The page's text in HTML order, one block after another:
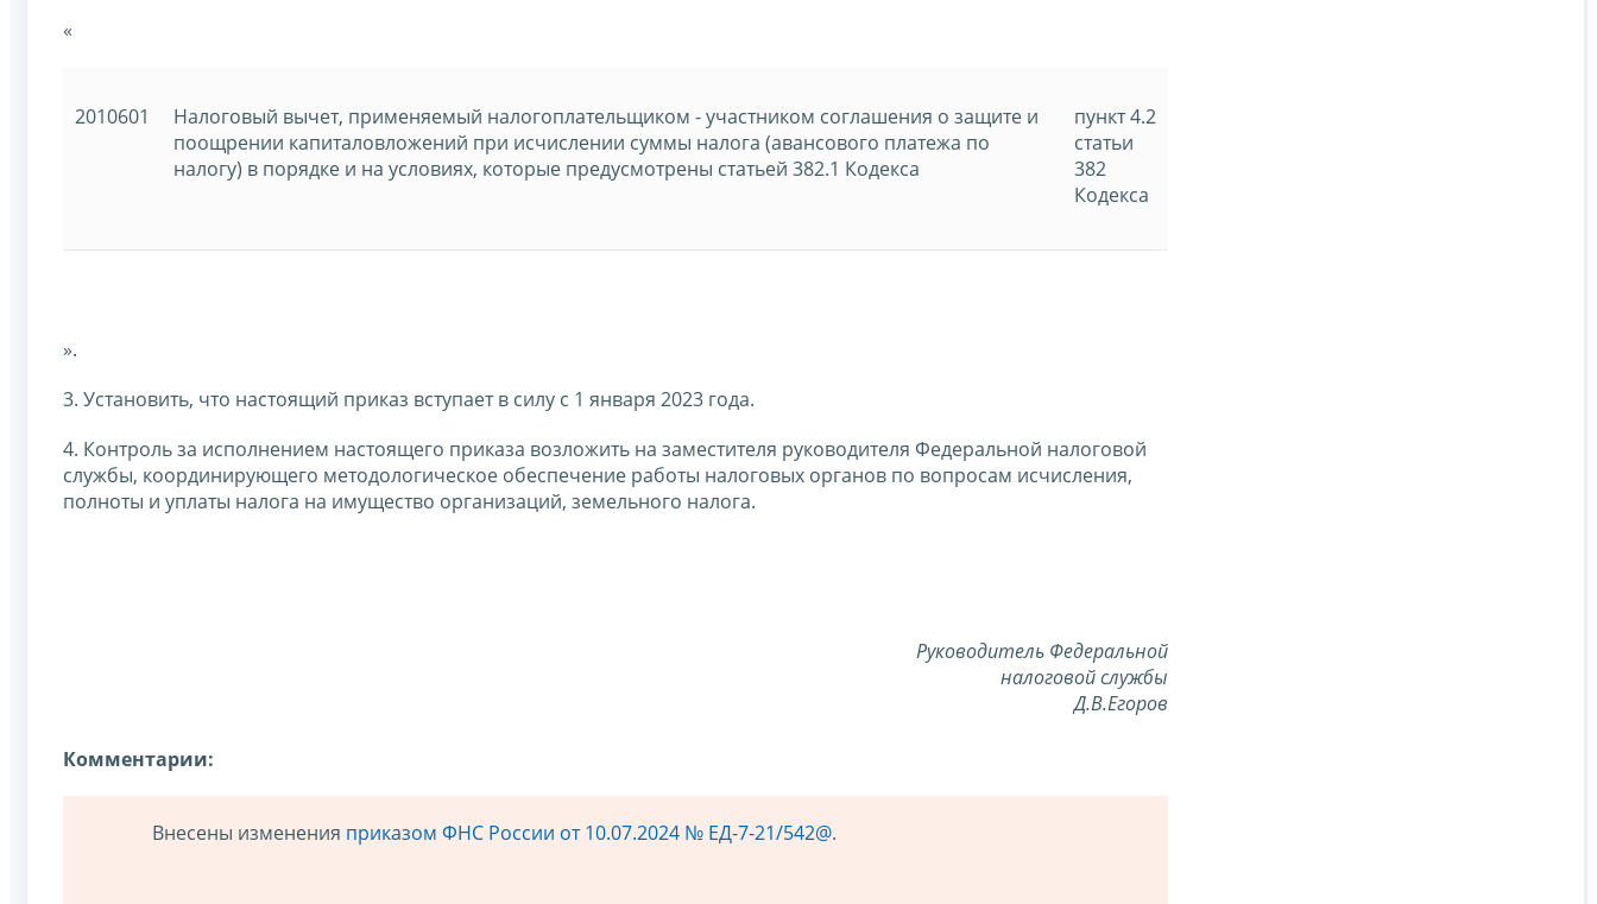
«
2010601
Налоговый вычет, применяемый налогоплательщиком - участником соглашения о защите и
поощрении капиталовложений при исчислении суммы налога (авансового платежа по
налогу) в порядке и на условиях, которые предусмотрены статьей 382.1 Кодекса
пункт 4.2
статьи
382
Кодекса
».
3. Установить, что настоящий приказ вступает в силу с 1 января 2023 года.
4. Контроль за исполнением настоящего приказа возложить на заместителя руководителя Федеральной налоговой
службы, координирующего методологическое обеспечение работы налоговых органов по вопросам исчисления,
полноты и уплаты налога на имущество организаций, земельного налога.
Руководитель Федеральной
налоговой службы
Д.В.Егоров
Комментарии:
Внесены изменения приказом ФНС России от 10.07.2024 № ЕД-7-21/542@.